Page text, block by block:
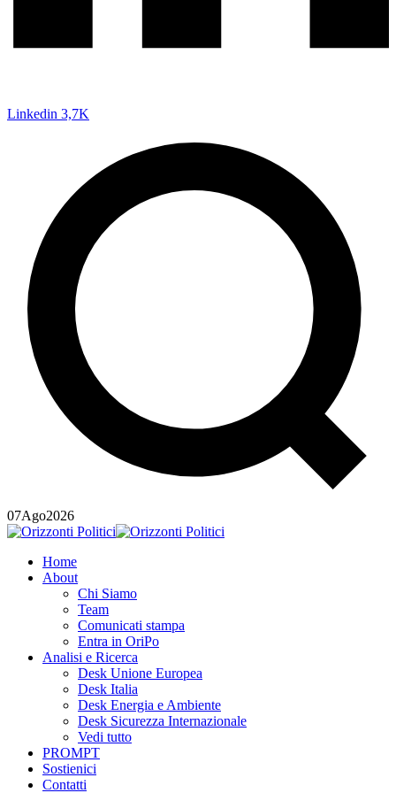
Linkedin 3,7K
07Ago2026
Home
About
Chi Siamo
Team
Comunicati stampa
Entra in OriPo
Analisi e Ricerca
Desk Unione Europea
Desk Italia
Desk Energia e Ambiente
Desk Sicurezza Internazionale
Vedi tutto
PROMPT
Sostienici
Contatti